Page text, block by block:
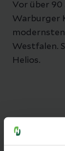
Vor über 90
Warburger
Westfalen.
Helios.